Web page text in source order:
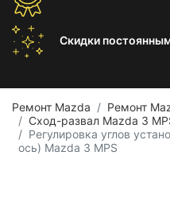
Скидки
Ремонт Mazda
Ремонт
Сход-развал Mazda 3
Регулировка углов
ось) Mazda 3 MPS